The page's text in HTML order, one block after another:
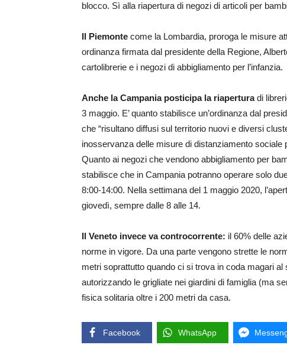
blocco. Sì alla riapertura di negozi di articoli per
Il Piemonte come la Lombardia, proroga le misure
ordinanza firmata dal presidente della Regione,
cartolibrerie e i negozi di abbigliamento per l’infanzia.
Anche la Campania posticipa la riaperturadi
3 maggio. E’ quanto stabilisce un’ordinanza dal
che “risultano diffusi sul territorio nuovi e diversi
inosservanza delle misure di distanziamento
Quanto ai negozi che vendono abbigliamento per
stabilisce che in Campania potranno operare solo
8:00-14:00. Nella settimana del 1 maggio 2020,
giovedì, sempre dalle 8 alle 14.
Il Veneto invece va controcorrente: il 60% delle
norme in vigore. Da una parte vengono strette le
metri soprattutto quando ci si trova in coda magari
autorizzando le grigliate nei giardini di famiglia (ma
fisica solitaria oltre i 200 metri da casa.
Facebook WhatsApp